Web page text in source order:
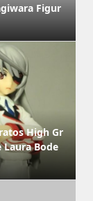
Figur
High Gr
Laura Bode